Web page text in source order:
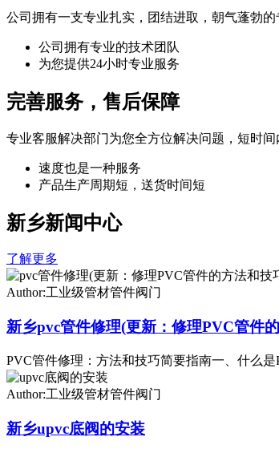
公司拥有一支专业扎实，团结进取，朝气蓬勃
公司拥有专业的技术团队
为您提供24小时专业服务
完善服务，售后保障
专业客服解决部门为您全方位解决问题，短时
速度也是一种服务
产品生产周期短，送货时间短
新乡新闻中心
了解更多
Author:工业级管材管件阀门
新乡pvc管件修理(更新：修理PVC管件
PVC管件修理：方法和技巧简要指南一、什么是
Author:工业级管材管件阀门
新乡upvc底阀的安装